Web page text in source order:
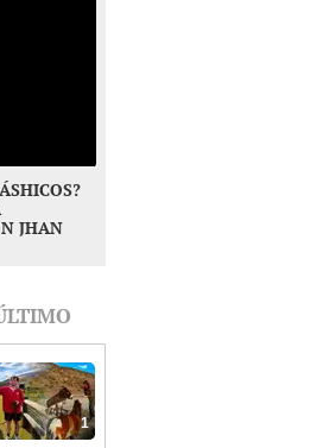
JHAN
1